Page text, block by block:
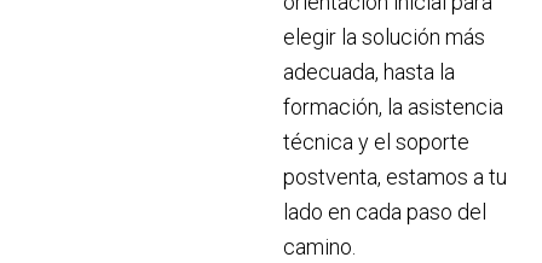
elegir la solución más
adecuada, hasta la
formación, la asistencia
técnica y el soporte
postventa, estamos a tu
lado en cada paso del
camino.